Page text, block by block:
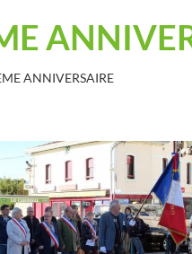
ANNIVERSAIRE